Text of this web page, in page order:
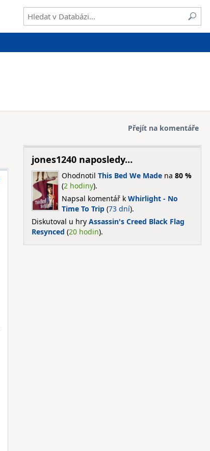
Přejít na komentáře
jones1240 naposledy…
Ohodnotil This Bed We Madena 80 %
(2 hodiny).
Napsal komentář k Whirlight - No
Time To Trip(73 dní).
Diskutoval u hry Assassin's Creed Black Flag
Resynced (20 hodin).